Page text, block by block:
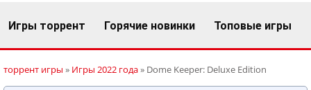
Игры торрент Горячие новинки Топовые игры
торрент игры » Игры 2022 года» Dome Keeper: Deluxe Edition